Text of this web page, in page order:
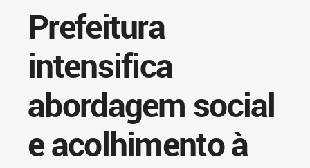
Prefeitura
intensifica
abordagem social
e acolhimento à